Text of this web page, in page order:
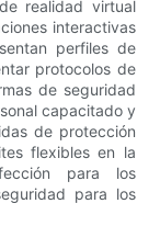
realidad virtual
interactivas
perfiles de
protocolos de
de seguridad
capacitado y
de protección
flexibles en la
para los
para los